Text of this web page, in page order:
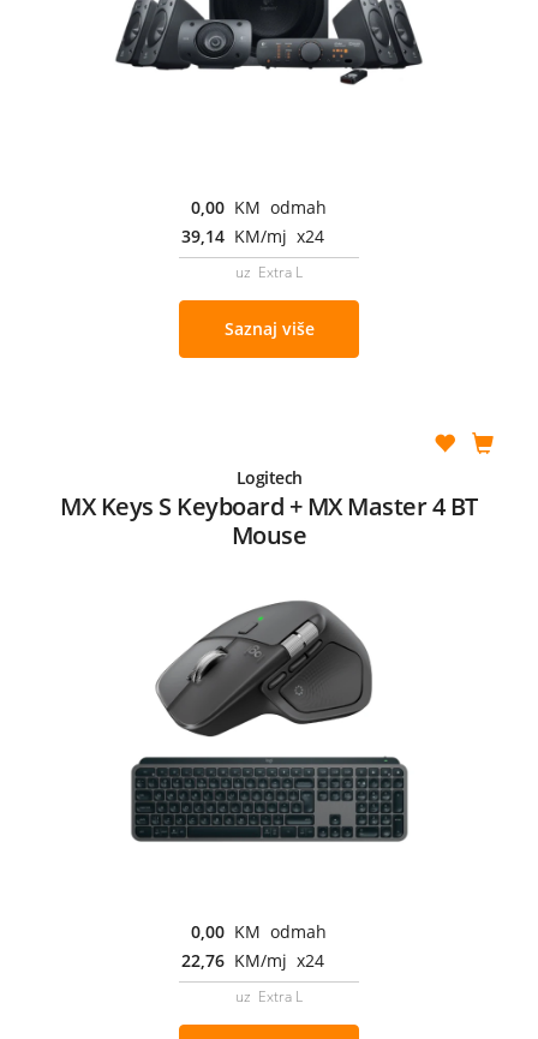
0,00 KM odmah
39,14 KM/mj x24
uz Extra L
Saznaj više
Logitech
MX Keys S Keyboard + MX Master 4 BT
Mouse
0,00 KM odmah
22,76 KM/mj x24
uz Extra L